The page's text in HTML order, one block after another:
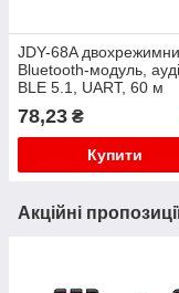
JDY-68A
Bluetooth-модуль,
BLE 5.1, UART, 60 м
78,23 ₴
Купити
Акційні